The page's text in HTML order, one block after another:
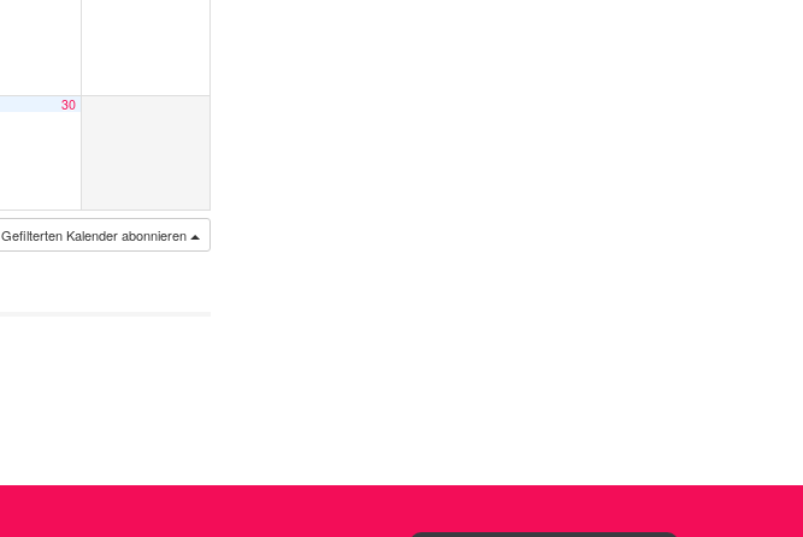
30
Gefilterten Kalender abonnieren